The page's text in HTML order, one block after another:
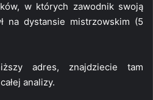
w których zawodnik swoją
na dystansie mistrzowskim (5
adres, znajdziecie tam
analizy.